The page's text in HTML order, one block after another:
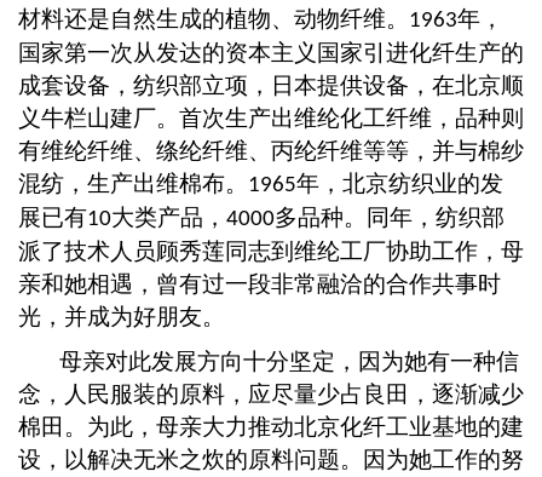
材料还是自然生成的植物、动物纤维。
1963年，
国家第一次从发达的资本主义国家引进化纤生产的
成套设备，纺织部立项，日本提供设备，在北京顺
义牛栏山建厂。首次生产出维纶化工纤维，品种则
有维纶纤维、绦纶纤维、丙纶纤维等等，并与棉纱
混纺，生产出维棉布。
1965年，北京纺织业的发
展已有10大类产品， 4000多品种。同年，纺织部
派了技术人员顾秀莲同志到维纶工厂协助工作，母
亲和她相遇，曾有过一段非常融洽的合作共事时
光，并成为好朋友。
母亲对此发展方向十分坚定，因为她有一种信
念，人民服装的原料，应尽量少占良田，逐渐减少
棉田。为此，母亲大力推动北京化纤工业基地的建
设，以解决无米之炊的原料问题。因为她工作的努